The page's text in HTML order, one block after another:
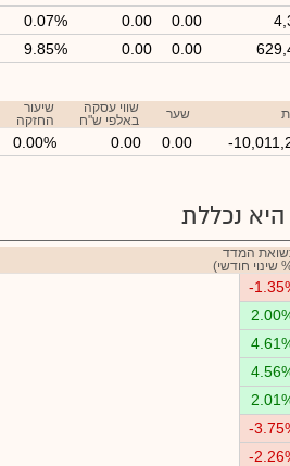
0.00
0.00
0.07%
0.00
0.00
9.85%
שער
שווי עסקה
באלפי ש"ח
שיעור
החזקה
-
0.00
0.00
0.00%
נכללת
המדד
שינוי חודשי)
-
-
-